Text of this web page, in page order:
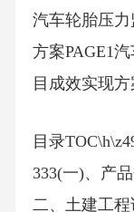
汽车轮胎压
方案PAGE1
目成效实现方
目录
333(一)、产
二、土建工程